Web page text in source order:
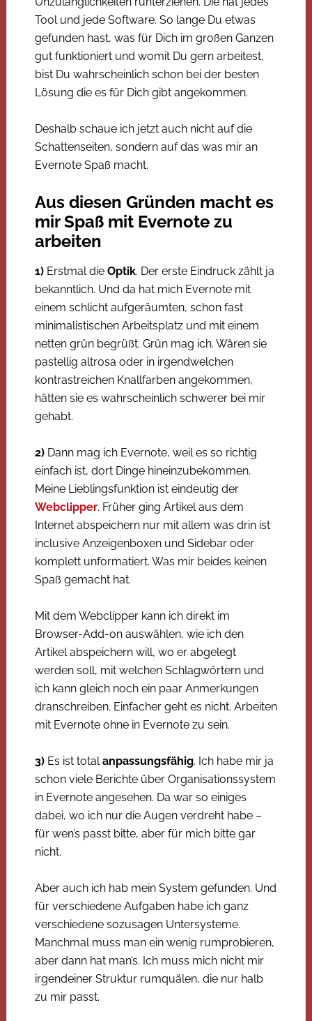
Tool und jede Software. So lange Du etwas
gefunden hast, was für Dich im großen Ganzen
gut funktioniert und womit Du gern arbeitest,
bist Du wahrscheinlich schon bei der besten
Lösung die es für Dich gibt angekommen.
Deshalb schaue ich jetzt auch nicht auf die
Schattenseiten, sondern auf das was mir an
Evernote Spaß macht.
Aus diesen Gründen macht es
mir Spaß mit Evernote zu
arbeiten
1)Erstmal die Optik. Der erste Eindruck zählt ja
bekanntlich. Und da hat mich Evernote mit
einem schlicht aufgeräumten, schon fast
minimalistischen Arbeitsplatz und mit einem
netten grün begrüßt. Grün mag ich. Wären sie
pastellig altrosa oder in irgendwelchen
kontrastreichen Knallfarben angekommen,
hätten sie es wahrscheinlich schwerer bei mir
gehabt.
2)Dann mag ich Evernote, weil es so richtig
einfach ist, dort Dinge hineinzubekommen.
Meine Lieblingsfunktion ist eindeutig der
Webclipper. Früher ging Artikel aus dem
Internet abspeichern nur mit allem was drin ist
inclusive Anzeigenboxen und Sidebar oder
komplett unformatiert. Was mir beides keinen
Spaß gemacht hat.
Mit dem Webclipper kann ich direkt im
Browser-Add-on auswählen, wie ich den
Artikel abspeichern will, wo er abgelegt
werden soll, mit welchen Schlagwörtern und
ich kann gleich noch ein paar Anmerkungen
dranschreiben. Einfacher geht es nicht. Arbeiten
mit Evernote ohne in Evernote zu sein.
3)Es ist total anpassungsfähig. Ich habe mir ja
schon viele Berichte über Organisationssystem
in Evernote angesehen. Da war so einiges
dabei, wo ich nur die Augen verdreht habe –
für wen’s passt bitte, aber für mich bitte gar
nicht.
Aber auch ich hab mein System gefunden. Und
für verschiedene Aufgaben habe ich ganz
verschiedene sozusagen Untersysteme.
Manchmal muss man ein wenig rumprobieren,
aber dann hat man’s. Ich muss mich nicht mir
irgendeiner Struktur rumquälen, die nur halb
zu mir passt.